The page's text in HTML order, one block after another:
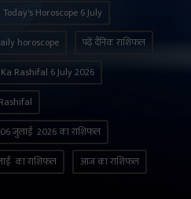
Today's Horoscope 6 July
horoscope
पढ़ें दैनिक राशिफल
Rashifal 6 July 2026
06 जुलाई 2026 का राशिफल
का राशिफल आज का राशिफल